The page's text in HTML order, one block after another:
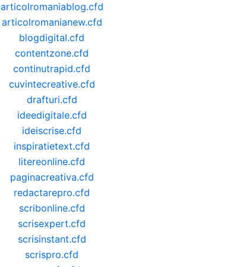
articolromaniablog.cfd
articolromanianew.cfd
blogdigital.cfd
contentzone.cfd
continutrapid.cfd
cuvintecreative.cfd
drafturi.cfd
ideedigitale.cfd
ideiscrise.cfd
inspiratietext.cfd
litereonline.cfd
paginacreativa.cfd
redactarepro.cfd
scribonline.cfd
scrisexpert.cfd
scrisinstant.cfd
scrispro.cfd